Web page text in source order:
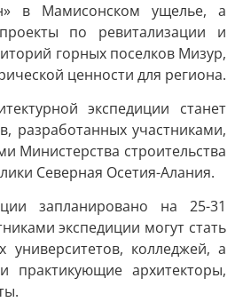
в Мамисонском ущелье, а
по ревитализации и
горных поселков Мизур,
ценности для региона.
экспедиции станет
разработанных участниками,
Министерства строительства
Северная Осетия-Алания.
запланировано на 25-31
экспедиции могут стать
университетов, колледжей, а
архитекторы,